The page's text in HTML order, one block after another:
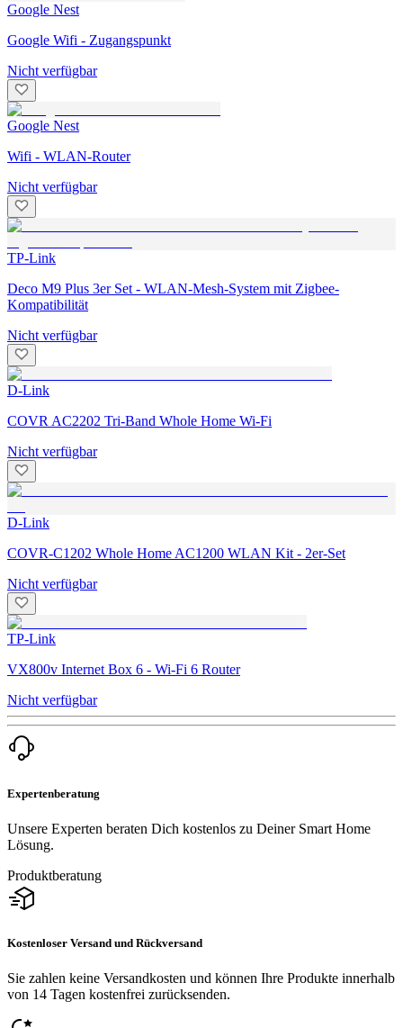
Google Nest
Google Wifi - Zugangspunkt
Nicht verfügbar
Google Nest
Wifi - WLAN-Router
Nicht verfügbar
TP-Link
Deco M9 Plus 3er Set - WLAN-Mesh-System mit Zigbee-
Kompatibilität
Nicht verfügbar
D-Link
COVR AC2202 Tri-Band Whole Home Wi-Fi
Nicht verfügbar
D-Link
COVR-C1202 Whole Home AC1200 WLAN Kit - 2er-Set
Nicht verfügbar
TP-Link
VX800v Internet Box 6 - Wi-Fi 6 Router
Nicht verfügbar
Expertenberatung
Unsere Experten beraten Dich kostenlos zu Deiner Smart Home
Lösung.
Produktberatung
Kostenloser Versand und Rückversand
Sie zahlen keine Versandkosten und können Ihre Produkte innerhalb
von 14 Tagen kostenfrei zurücksenden.